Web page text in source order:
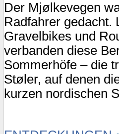
Der Mjølkevegen
Radfahrer gedacht.
Gravelbikes und
verbanden diese
Sommerhöfe – die
Støler, auf denen
kurzen nordischen